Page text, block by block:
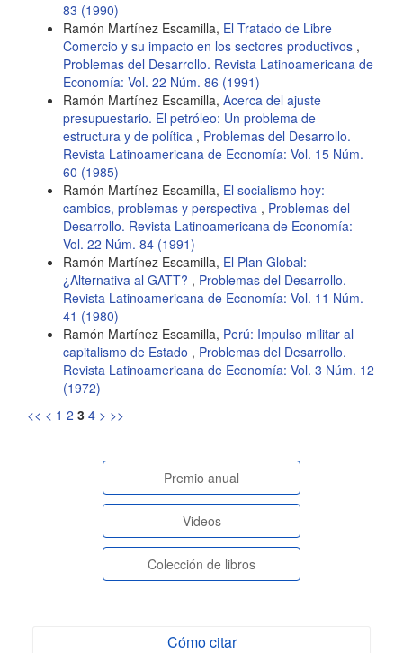
83 (1990)
Ramón Martínez Escamilla, El Tratado de Libre
Comercio y su impacto en los sectores productivos ,
Problemas del Desarrollo. Revista Latinoamericana de
Economía: Vol. 22 Núm. 86 (1991)
Ramón Martínez Escamilla, Acerca del ajuste
presupuestario. El petróleo: Un problema de
estructura y de política , Problemas del Desarrollo.
Revista Latinoamericana de Economía: Vol. 15 Núm.
60 (1985)
Ramón Martínez Escamilla, El socialismo hoy:
cambios, problemas y perspectiva , Problemas del
Desarrollo. Revista Latinoamericana de Economía:
Vol. 22 Núm. 84 (1991)
Ramón Martínez Escamilla, El Plan Global:
¿Alternativa al GATT? , Problemas del Desarrollo.
Revista Latinoamericana de Economía: Vol. 11 Núm.
41 (1980)
Ramón Martínez Escamilla, Perú: Impulso militar al
capitalismo de Estado , Problemas del Desarrollo.
Revista Latinoamericana de Economía: Vol. 3 Núm. 12
(1972)
<< < 1 2 3 4 > >>
paginasespeciales
Premio anual
Videos
Colección de libros
Cómo citar